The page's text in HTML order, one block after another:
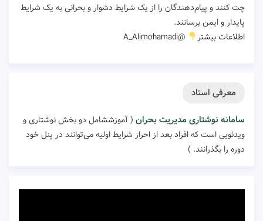
چت کنند و پیام‌دهندگان را از یک شرایط دشوار و بحرانی به یک شرایط
پایدار و ایمن برسانند.
اطلاعات بیشتر
@A_Alimohamadi
معرفی استاد
سامانه نوشتاری مدیریت بحران ( آموزششامل دو بخش نوشتاری و
ویدئویی است که افراد بعد از احراز شرایط اولیه می‌توانند در پنل خود
دوره را بگذرانند. )